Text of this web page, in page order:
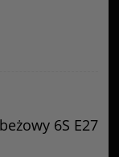
6S E27